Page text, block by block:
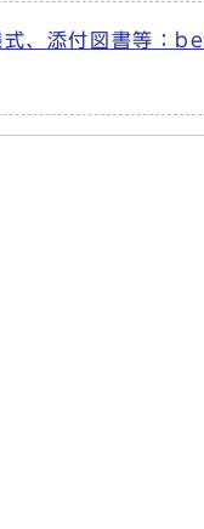
式、添付図書等